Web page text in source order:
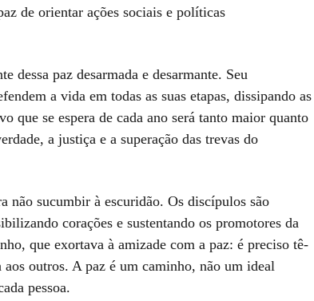
de orientar ações sociais e políticas
dessa paz desarmada e desarmante. Seu
a vida em todas as suas etapas, dissipando as
que se espera de cada ano será tanto maior quanto
a justiça e a superação das trevas do
não sucumbir à escuridão. Os discípulos são
corações e sustentando os promotores da
que exortava à amizade com a paz: é preciso tê-
outros. A paz é um caminho, não um ideal
pessoa.